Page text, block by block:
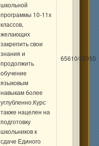
школьной
программы 10-11х
классов,
желающих
закрепить свои
знания и
продолжить
обучение
языковым
навыкам более
углубленно.Курс
также нацелен на
подготовку
школьников к
сдаче Единого
65610/85050